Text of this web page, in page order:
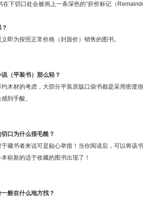
在下切口处会被画上一条深色的“折价标记（
即为按照正常价格（封面价）销售的图书。
（平装书）那么轻？
木材的考虑，大部分平装原版口袋书都是采用密度
到手酸。
口为什么很毛糙？
藏书者来说可是贴心举措！当你阅读后，可以将该
崭新的适于收藏的图书出现了！
般在什么地方找？